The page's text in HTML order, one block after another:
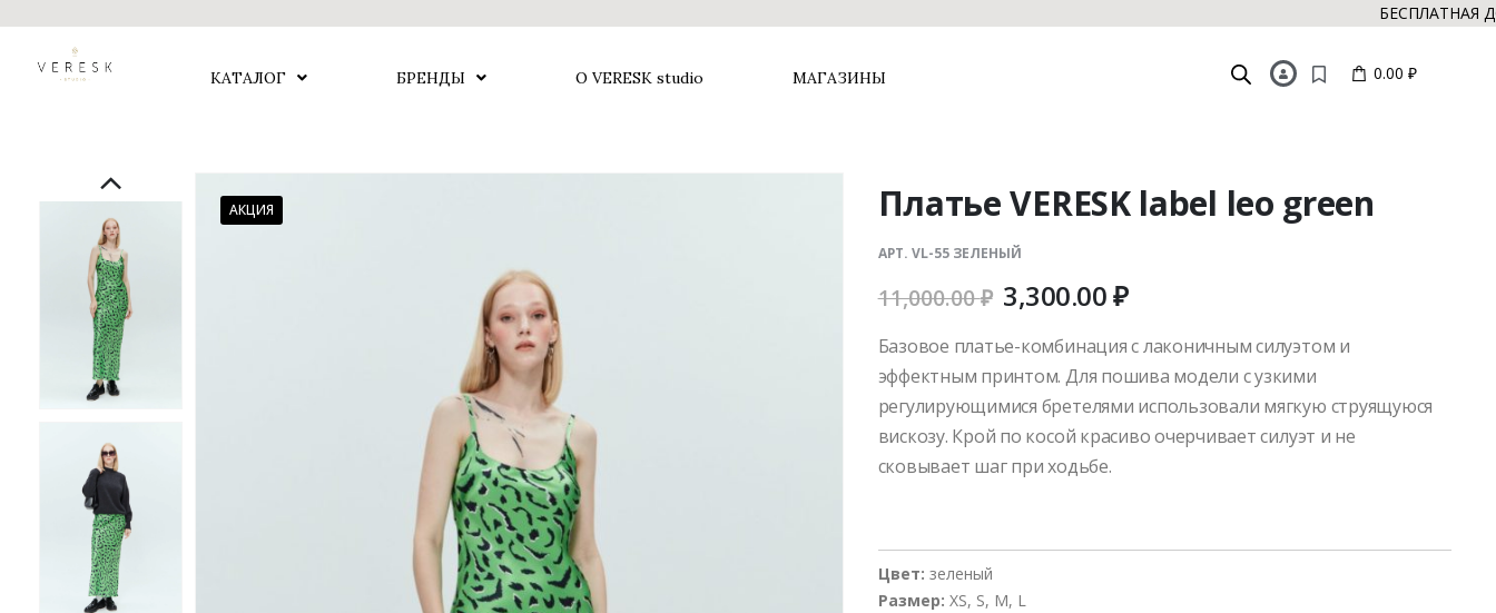
БЕСПЛАТНАЯ
КАТАЛОГ БРЕНДЫ О VERESK studio МАГАЗИНЫ 0.00 ₽
АКЦИЯ Платье VERESK label leo green
АРТ. VL-55 ЗЕЛЕНЫЙ
11,000.00₽ 3,300.00₽
Базовое платье-комбинация с лаконичным силуэтом и
эффектным принтом. Для пошива модели с узкими
регулирующимися бретелями использовали мягкую струящуюся
вискозу. Крой по косой красиво очерчивает силуэт и не
сковывает шаг при ходьбе.
Цвет: зеленый
Размер: XS, S, M, L